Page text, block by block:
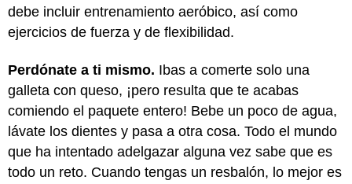
debe incluir entrenamiento aeróbico, así como
ejercicios de fuerza y de flexibilidad.
Perdónate a ti mismo. Ibas a comerte solo una
galleta con queso, ¡pero resulta que te acabas
comiendo el paquete entero! Bebe un poco de agua,
lávate los dientes y pasa a otra cosa. Todo el mundo
que ha intentado adelgazar alguna vez sabe que es
todo un reto. Cuando tengas un resbalón, lo mejor es